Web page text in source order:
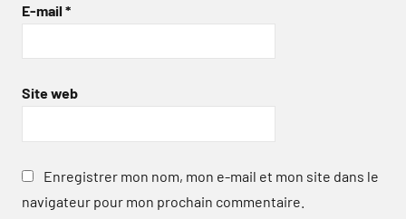
E-mail *
Site web
Enregistrer mon nom, mon e-mail et mon site dans le
navigateur pour mon prochain commentaire.